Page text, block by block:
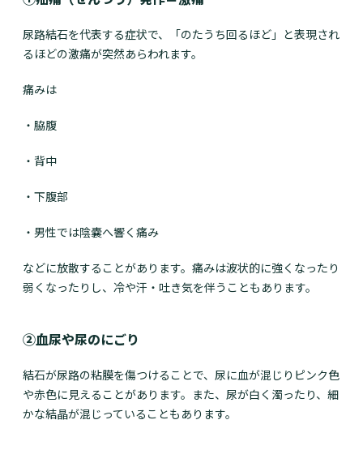
尿路結石を代表する症状で、「のたうち回るほど」と表現され
るほどの激痛が突然あらわれます。
痛みは
・脇腹
・背中
・下腹部
・男性では陰嚢へ響く痛み
などに放散することがあります。痛みは波状的に強くなったり
弱くなったりし、冷や汗・吐き気を伴うこともあります。
②血尿や尿のにごり
結石が尿路の粘膜を傷つけることで、尿に血が混じりピンク色
や赤色に見えることがあります。また、尿が白く濁ったり、細
かな結晶が混じっていることもあります。